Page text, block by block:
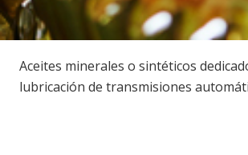
Aceites minerales o sintéticos
lubricación de transmisiones